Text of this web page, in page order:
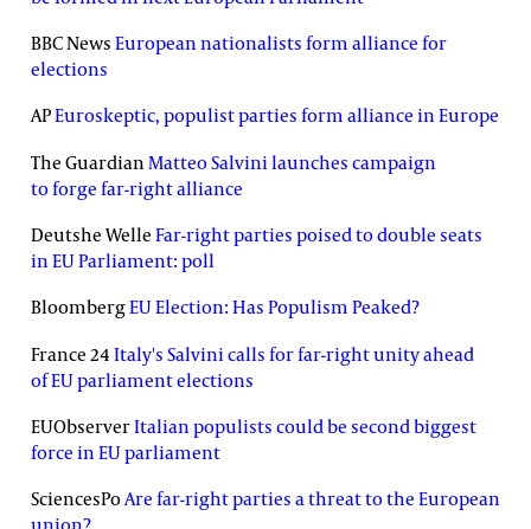
BBC News European nationalists form alliance for
elections
APEuroskeptic, populist parties form alliance in Europe
The Guardian Matteo Salvini launches campaign
to forge far-right alliance
Deutshe Welle Far-right parties poised to double seats
in EU Parliament: poll
BloombergEU Election: Has Populism Peaked?
France 24 Italy's Salvini calls for far-right unity ahead
of EU parliament elections
EUObserverItalian populists could be second biggest
force in EU parliament
SciencesPoAre far-right parties a threat to the European